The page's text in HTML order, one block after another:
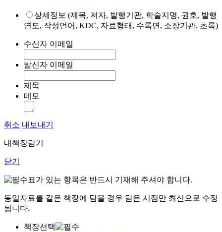
상세정보 (제목, 저자, 발행기관, 학술지명, 권호, 발행
연도, 작성언어, KDC, 자료형태, 수록면, 소장기관, 초록)
수신자 이메일
발신자 이메일
제목
메모
취소 내보내기
내책장담기
닫기
표가 있는 항목은 반드시 기재해 주셔야 합니다.
동일자료를 같은 책장에 담을 경우 담은 시점만 최신으로 수정
됩니다.
책장선택